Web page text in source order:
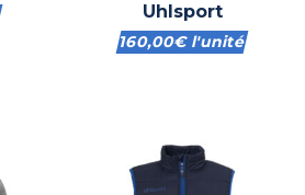
Uhlsport
160,00€l'unité